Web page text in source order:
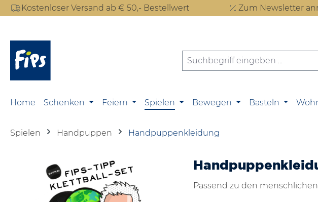
Hauptinhalt springen
Zur Suche springen
Zur Hauptnavigation springen
Kostenloser Versand ab € 50,- Bestellwert Zum Newsletter
Home Schenken Feiern Spielen Bewegen Basteln
Spielen Handpuppen Handpuppenkleidung
Passend zu den